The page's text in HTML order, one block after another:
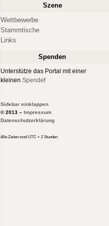
Szene
Wettbewerbe
Stammtische
Links
Spenden
Unterstütze das Portal mit einer
kleinen Spende!
Sidebar einklappen
© 2013 – Impressum
Datenschutzerklärung
Alle Zeiten sind UTC + 2 Stunden